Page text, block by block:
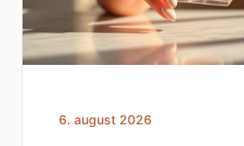
6. august 2026